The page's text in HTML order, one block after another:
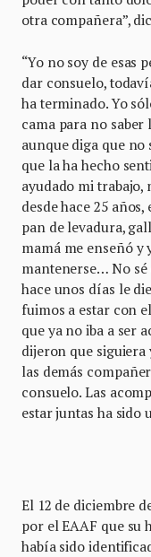
otra compañera”,
“Yo no soy de esas
dar consuelo,
ha terminado. Yo
cama para no saber
aunque diga que
que la ha hecho
ayudado mi trabajo,
desde hace 25
pan de levadura,
mamá me enseñó y
mantenerse… No sé
hace unos días le
fuimos a estar con
que ya no iba a ser
dijeron que siguiera
las demás
consuelo. Las
estar juntas ha sido
El 12 de diciembre
por el EAAF que
había sido